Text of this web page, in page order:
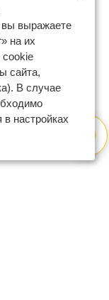
вы выражаете
на их
сайта,
В случае
настройках